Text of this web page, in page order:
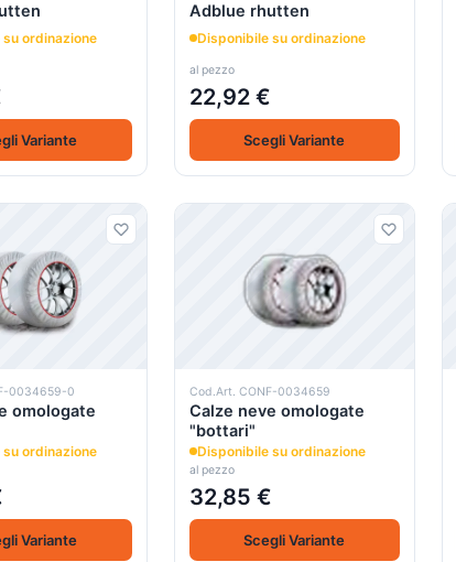
ordinazione
Variante
Adblue rhutten
Disponibile su ordinazione
al pezzo
22,92 €
Scegli Variante
0034659-0
omologate
ordinazione
Variante
Cod.Art. CONF-0034659
Calze neve omologate
"bottari"
Disponibile su ordinazione
al pezzo
32,85 €
Scegli Variante